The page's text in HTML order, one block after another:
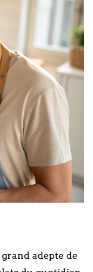
adepte de